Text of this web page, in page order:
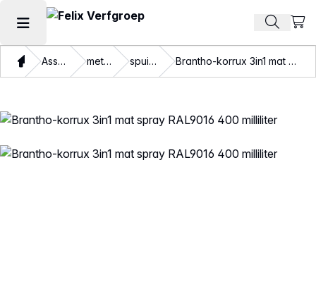
Hoofdmenu openen Zoek
ThuisAssortiment metaalverf spuitbussen Brantho-korrux 3in1 mat spray RAL9016 400 milliliter